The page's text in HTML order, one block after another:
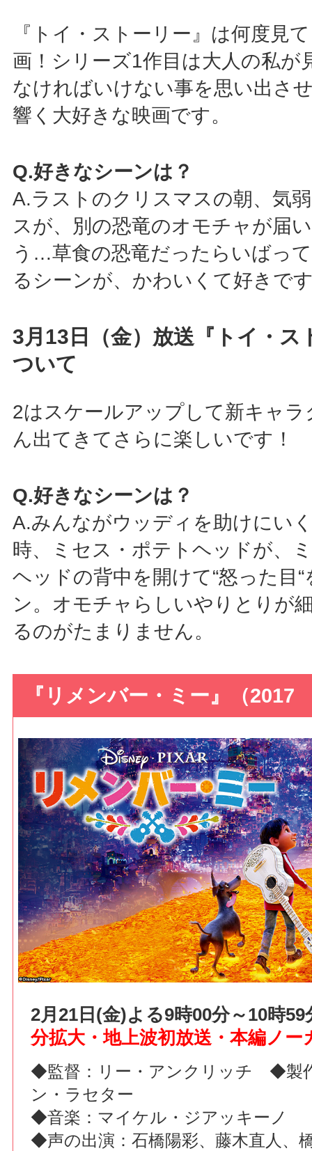
『トイ・ストーリー』は何度見
画！シリーズ1作目は大人の私が
なければいけない事を思い出さ
響く大好きな映画です。
Q.好きなシーンは？
A.ラストのクリスマスの朝、気
スが、別の恐竜のオモチャが届
う…草食の恐竜だったらいばっ
るシーンが、かわいくて好きで
3月13日（金）放送『トイ・ス
ついて
2はスケールアップして新キャ
ん出てきてさらに楽しいです！
Q.好きなシーンは？
A.みんながウッディを助けにい
時、ミセス・ポテトヘッドが、
ヘッドの背中を開けて“怒った目
ン。オモチャらしいやりとりが
るのがたまりません。
『リメンバー・ミー』（
2月21日(金)よる9時00分～10時
分拡大・地上波初放送・本編ノー
◆監督：リー・アンクリッチ ◆製
ン・ラセター
◆音楽：マイケル・ジアッキーノ
◆声の出演：石橋陽彩、藤木直人、